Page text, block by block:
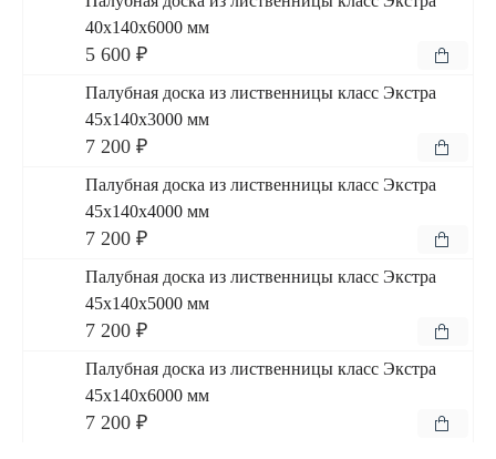
40x140x6000 мм
5 600 ₽
Палубная доска из лиственницы класс Экстра
45x140x3000 мм
7 200 ₽
Палубная доска из лиственницы класс Экстра
45x140x4000 мм
7 200 ₽
Палубная доска из лиственницы класс Экстра
45x140x5000 мм
7 200 ₽
Палубная доска из лиственницы класс Экстра
45x140x6000 мм
7 200 ₽